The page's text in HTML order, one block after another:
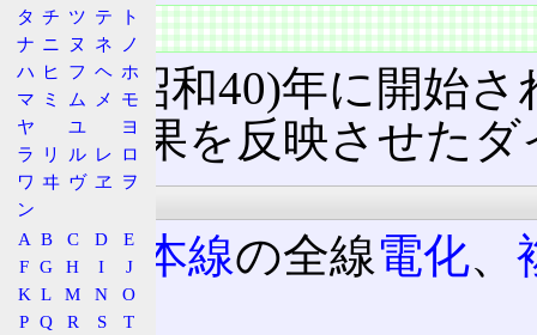
概要
1965(昭和40)年に開始
半の成果を反映させた
特徴
東北本線の全線電化、
更
タ チ ツ テ
ト
ナ ニ ヌ ネ
ノ
ハ ヒ フ ヘ ホ
マ ミ ム メ
モ
ヤ
ユ
ヨ
ラ
リ ル レ ロ
ワ ヰ ヴ ヱ
ヲ
ン
A B C D
E
F G H I
J
K L M N
O
P Q R S
T